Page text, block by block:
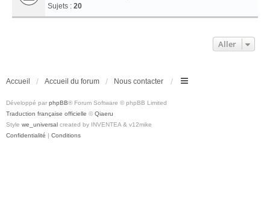
Sujets : 20
Aller
Accueil Accueil du forum Nous contacter
Développé par phpBB® Forum Software © phpBB Limited
Traduction française officielle © Qiaeru
Style we_universal created by INVENTEA & v12mike
Confidentialité | Conditions